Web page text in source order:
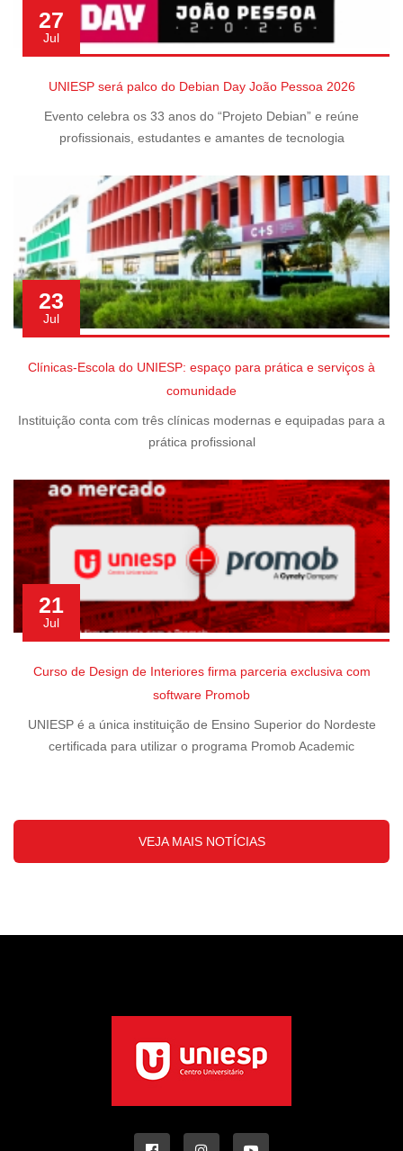
27
Jul
UNIESP será palco do Debian Day João Pessoa 2026
Evento celebra os 33 anos do “Projeto Debian” e reúne
profissionais, estudantes e amantes de tecnologia
23
Jul
Clínicas-Escola do UNIESP: espaço para prática e serviços à
comunidade
Instituição conta com três clínicas modernas e equipadas para a
prática profissional
21
Jul
Curso de Design de Interiores firma parceria exclusiva com
software Promob
UNIESP é a única instituição de Ensino Superior do Nordeste
certificada para utilizar o programa Promob Academic
VEJA MAIS NOTÍCIAS